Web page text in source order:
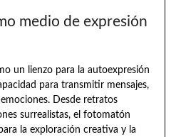
medio de expresión
un lienzo para la autoexpresión
para transmitir mensajes,
Desde retratos
surrealistas, el fotomatón
la exploración creativa y la